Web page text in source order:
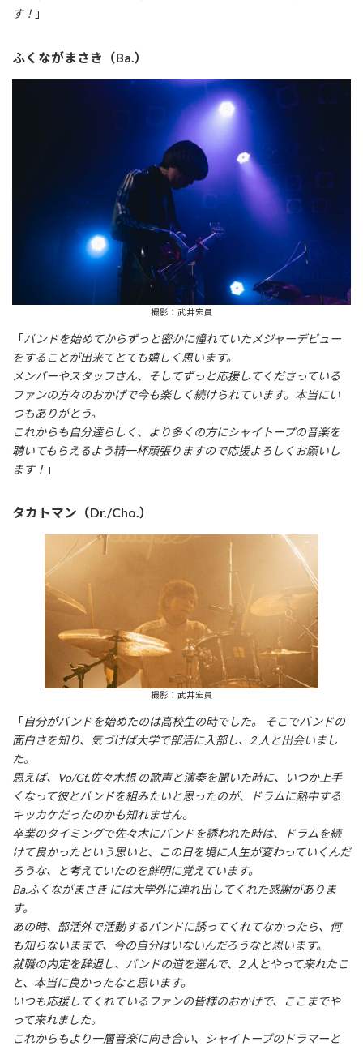
す！ 」
ふくながまさき（Ba.）
撮影：武井宏員
「バンドを始めてからずっと密かに憧れていたメジャーデビュー
をすることが出来てとても嬉しく思います。
メンバーやスタッフさん、そしてずっと応援してくださっている
ファンの方々のおかげで今も楽しく続けられています。本当にい
つもありがとう。
これからも自分達らしく、より多くの方にシャイトープの音楽を
聴いてもらえるよう精一杯頑張りますので応援よろしくお願いし
ます！ 」
タカトマン（Dr./Cho.）
撮影：武井宏員
「自分がバンドを始めたのは高校生の時でした。 そこでバンドの
面白さを知り、気づけば大学で部活に入部し、2 人と出会いまし
た。
思えば、Vo/Gt.佐々木想 の歌声と演奏を聞いた時に、いつか上手
くなって彼とバンドを組みたいと思ったのが、ドラムに熱中する
キッカケだったのかも知れません。
卒業のタイミングで佐々木にバンドを誘われた時は、ドラムを続
けて良かったという思いと、この日を境に人生が変わっていくんだ
ろうな、と考えていたのを鮮明に覚えています。
Ba.ふくながまさき には大学外に連れ出してくれた感謝がありま
す。
あの時、部活外で活動するバンドに誘ってくれてなかったら、何
も知らないままで、今の自分はいないんだろうなと思います。
就職の内定を辞退し、バンドの道を選んで、2 人とやって来れたこ
と、本当に良かったなと思います。
いつも応援してくれているファンの皆様のおかげで、ここまでや
って来れました。
これからもより一層音楽に向き合い、シャイトープのドラマーと